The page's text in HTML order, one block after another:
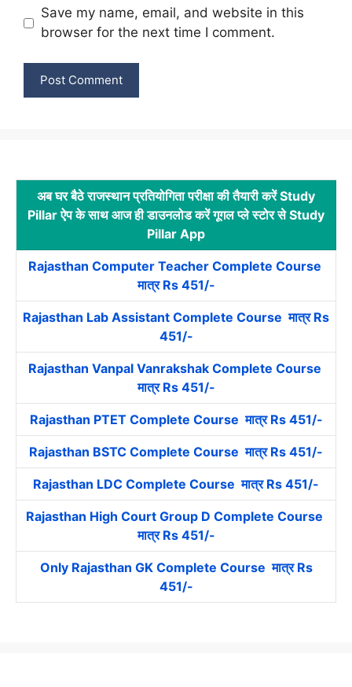
Save my name, email, and website in this
browser for the next time I comment.
अब घर बैठे राजस्थान प्रतियोगिता परीक्षा की तैयारी करें Study
Pillar ऐप के साथ आज ही डाउनलोड करें गूगल प्ले स्टोर से Study
Pillar App
Rajasthan Computer Teacher Complete Course
मात्र Rs 451/-
Rajasthan Lab Assistant Complete Course मात्र Rs
451/-
Rajasthan Vanpal Vanrakshak Complete Course
मात्र Rs 451/-
Rajasthan PTET Complete Course मात्र Rs 451/-
Rajasthan BSTC Complete Course मात्र Rs 451/-
Rajasthan LDC Complete Course मात्र Rs 451/-
Rajasthan High Court Group D Complete Course
मात्र Rs 451/-
Only Rajasthan GK Complete Course मात्र Rs
451/-